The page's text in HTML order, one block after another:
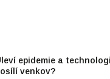
epidemie a
venkov?